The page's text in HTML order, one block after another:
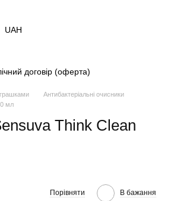
UAH
договір (оферта)
Антибактеріальні очисники
мл
Think Clean
Порівняти В бажання